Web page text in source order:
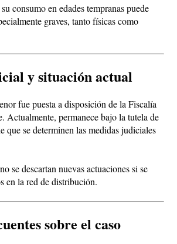
consumo en edades tempranas puede
graves, tanto físicas como
y situación actual
fue puesta a disposición de la Fiscalía
Actualmente, permanece bajo la tutela de
que se determinen las medidas judiciales
se descartan nuevas actuaciones si se
en la red de distribución.
sobre el caso